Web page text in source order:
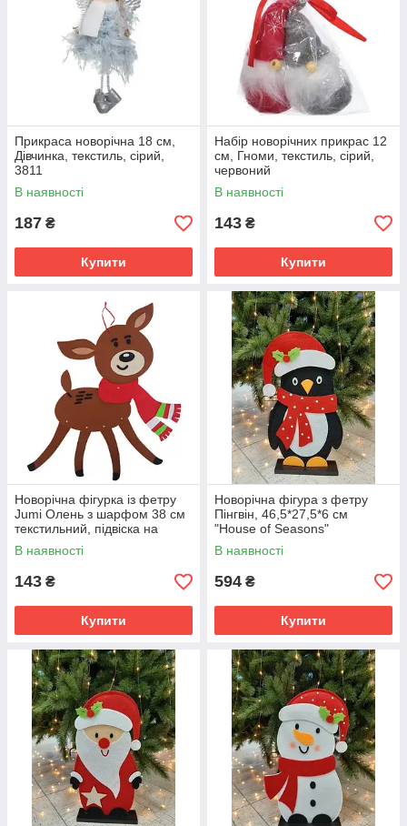
Прикраса новорічна 18 см,
Дівчинка, текстиль, сірий,
3811
В наявності
187 ₴
Купити
Набір новорічних прикрас 12
см, Гноми, текстиль, сірий,
червоний
В наявності
143 ₴
Купити
Новорічна фігурка із фетру
Jumi Олень з шарфом 38 см
текстильний, підвіска на
ялинку
В наявності
143 ₴
Купити
Новорічна фігура з фетру
Пінгвін, 46,5*27,5*6 см
"House of Seasons"
В наявності
594 ₴
Купити